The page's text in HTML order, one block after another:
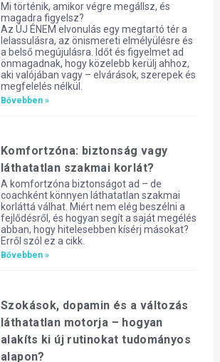
Mi történik, amikor végre megállsz, és
magadra figyelsz?
Az ÚJ ÉNEM elvonulás egy megtartó tér a
lelassulásra, az önismereti elmélyülésre és
a belső megújulásra. Időt és figyelmet ad
önmagadnak, hogy közelebb kerülj ahhoz,
aki valójában vagy – elvárások, szerepek és
megfelelés nélkül.
Bővebben »
Komfortzóna: biztonság vagy
láthatatlan szakmai korlát?
A komfortzóna biztonságot ad – de
coachként könnyen láthatatlan szakmai
korláttá válhat. Miért nem elég beszélni a
fejlődésről, és hogyan segít a saját megélés
abban, hogy hitelesebben kísérj másokat?
Erről szól ez a cikk.
Bővebben »
Szokások, dopamin és a változás
láthatatlan motorja – hogyan
alakíts ki új rutinokat tudományos
alapon?